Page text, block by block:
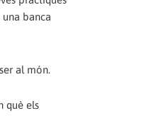
banca
al món.
què els